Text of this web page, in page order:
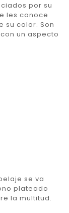
por su
les conoce
su color. Son
un aspecto
se va
plateado
la multitud.